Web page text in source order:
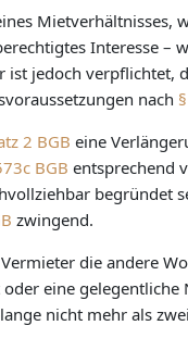
Mietverhältnisses,
Interesse –
jedoch verpflichtet,
nach
2 BGB eine
BGB entsprechend
begründet
zwingend.
die andere
eine
nicht mehr als